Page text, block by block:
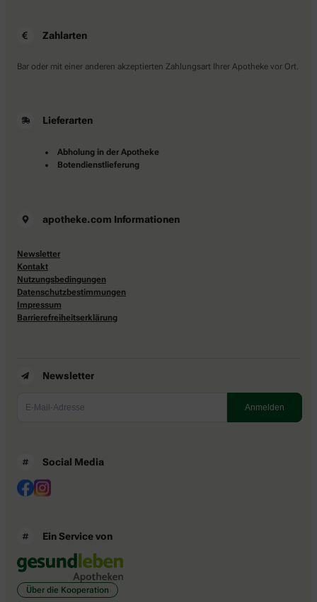
Zahlarten
Bar oder mit einer anderen akzeptierten Zahlungsart Ihrer Apotheke vor Ort.
Lieferarten
Abholung in der Apotheke
Botendienstlieferung
apotheke.com Informationen
Newsletter
Kontakt
Nutzungsbedingungen
Datenschutzbestimmungen
Impressum
Barrierefreiheitserklärung
Newsletter
Social Media
Ein Service von
Über die Kooperation